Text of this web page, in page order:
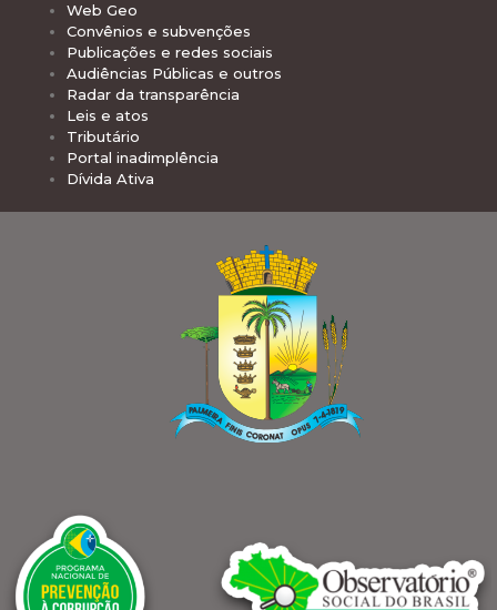
Web Geo
Convênios e subvenções
Publicações e redes sociais
Audiências Públicas e outros
Radar da transparência
Leis e atos
Tributário
Portal inadimplência
Dívida Ativa